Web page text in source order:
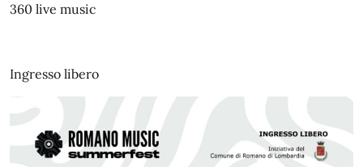
360 live music
Ingresso libero